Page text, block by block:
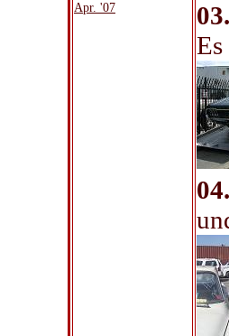
Apr. '07
03.
04.